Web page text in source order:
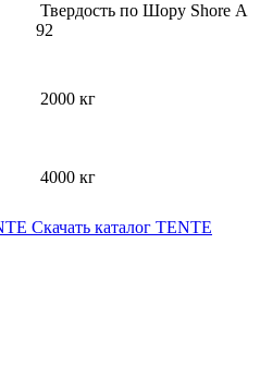
Твердость по Шору Shore А
92
2000 кг
4000 кг
Скачать каталог TENTE